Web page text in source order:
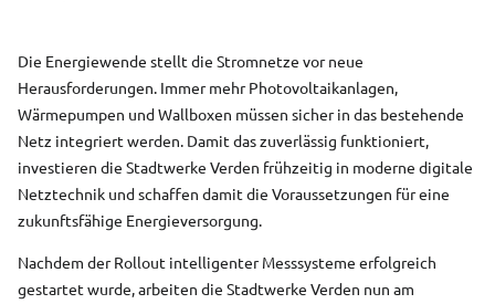
Die Energiewende stellt die Stromnetze vor neue
Herausforderungen. Immer mehr Photovoltaikanlagen,
Wärmepumpen und Wallboxen müssen sicher in das bestehende
Netz integriert werden. Damit das zuverlässig funktioniert,
investieren die Stadtwerke Verden frühzeitig in moderne digitale
Netztechnik und schaffen damit die Voraussetzungen für eine
zukunftsfähige Energieversorgung.
Nachdem der Rollout intelligenter Messsysteme erfolgreich
gestartet wurde, arbeiten die Stadtwerke Verden nun am
Graustufen
Großer
Lesehilfe
Animationen